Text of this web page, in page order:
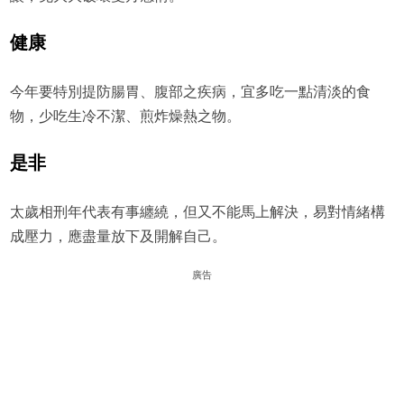
健康
今年要特別提防腸胃、腹部之疾病，宜多吃一點清淡的食
物，少吃生冷不潔、煎炸燥熱之物。
是非
太歲相刑年代表有事纏繞，但又不能馬上解決，易對情緒構
成壓力，應盡量放下及開解自己。
廣告